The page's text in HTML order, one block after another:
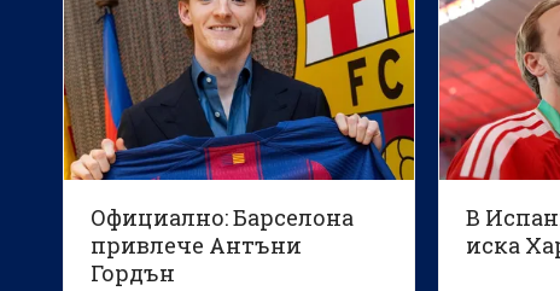
Официално: Барселона
привлече Антъни
Гордън
В
иска